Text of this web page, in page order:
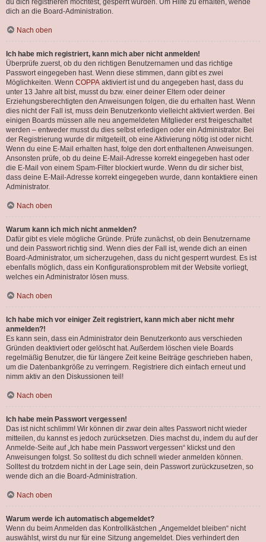
du dich registrieren möchtest, gesperrt wurden. Um Hilfe zu erhalten, wende
dich an die Board-Administration.
Nach oben
Ich habe mich registriert, kann mich aber nicht anmelden!
Überprüfe zuerst, ob du den richtigen Benutzernamen und das richtige
Passwort eingegeben hast. Wenn diese stimmen, dann gibt es zwei
Möglichkeiten. Wenn COPPA aktiviert ist und du angegeben hast, dass du
unter 13 Jahre alt bist, musst du bzw. einer deiner Eltern oder deiner
Erziehungsberechtigten den Anweisungen folgen, die du erhalten hast. Wenn
dies nicht der Fall ist, muss dein Benutzerkonto vielleicht aktiviert werden. Bei
einigen Boards müssen alle neu angemeldeten Mitglieder erst freigeschaltet
werden – entweder musst du dies selbst erledigen oder ein Administrator. Bei
der Registrierung wurde dir mitgeteilt, ob eine Aktivierung nötig ist oder nicht.
Wenn du eine E-Mail erhalten hast, folge den dort enthaltenen Anweisungen.
Ansonsten prüfe, ob du deine E-Mail-Adresse korrekt eingegeben hast oder
die E-Mail von einem Spam-Filter blockiert wurde. Wenn du dir sicher bist,
dass deine E-Mail-Adresse korrekt eingegeben wurde, dann kontaktiere einen
Administrator.
Nach oben
Warum kann ich mich nicht anmelden?
Dafür gibt es viele mögliche Gründe. Prüfe zunächst, ob dein Benutzername
und dein Passwort richtig sind. Wenn dies der Fall ist, wende dich an einen
Board-Administrator, um sicherzugehen, dass du nicht gesperrt wurdest. Es ist
ebenfalls möglich, dass ein Konfigurationsproblem mit der Website vorliegt,
welches ein Administrator lösen muss.
Nach oben
Ich habe mich vor einiger Zeit registriert, kann mich aber nicht mehr
anmelden?!
Es kann sein, dass ein Administrator dein Benutzerkonto aus verschieden
Gründen deaktiviert oder gelöscht hat. Außerdem löschen viele Boards
regelmäßig Benutzer, die für längere Zeit keine Beiträge geschrieben haben,
um die Datenbankgröße zu verringern. Registriere dich einfach erneut und
nimm aktiv an den Diskussionen teil!
Nach oben
Ich habe mein Passwort vergessen!
Das ist nicht schlimm! Wir können dir zwar dein altes Passwort nicht wieder
mitteilen, du kannst es jedoch zurücksetzen. Dies machst du, indem du auf der
Anmelde-Seite auf „Ich habe mein Passwort vergessen“ klickst und den
Anweisungen folgst. So solltest du dich schnell wieder anmelden können.
Solltest du trotzdem nicht in der Lage sein, dein Passwort zurückzusetzen, so
wende dich an die Board-Administration.
Nach oben
Warum werde ich automatisch abgemeldet?
Wenn du beim Anmelden das Kontrollkästchen „Angemeldet bleiben“ nicht
auswählst, wirst du nur für eine Sitzung angemeldet. Dies verhindert den